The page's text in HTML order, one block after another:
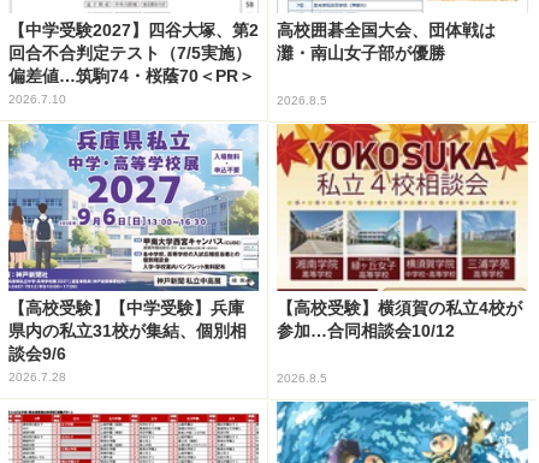
【中学受験2027】四谷大塚、第2
回合不合判定テスト（7/5実施）
偏差値…筑駒74・桜蔭70＜PR＞
2026.7.10
高校囲碁全国大会、団体戦は
灘・南山女子部が優勝
2026.8.5
【高校受験】【中学受験】兵庫
県内の私立31校が集結、個別相
談会9/6
2026.7.28
【高校受験】横須賀の私立4校が
参加…合同相談会10/12
2026.8.5